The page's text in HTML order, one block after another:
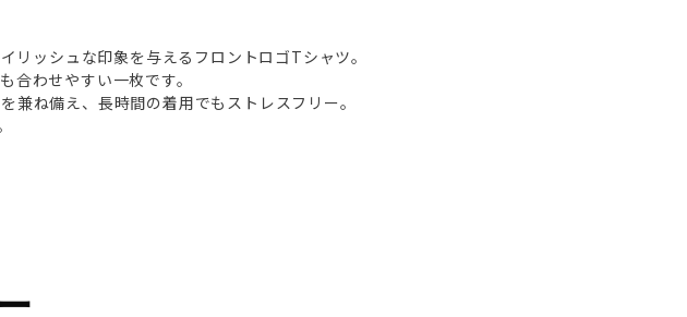
ッシュな印象を与えるフロントロゴTシャツ。
合わせやすい一枚です。
兼ね備え、長時間の着用でもストレスフリー。